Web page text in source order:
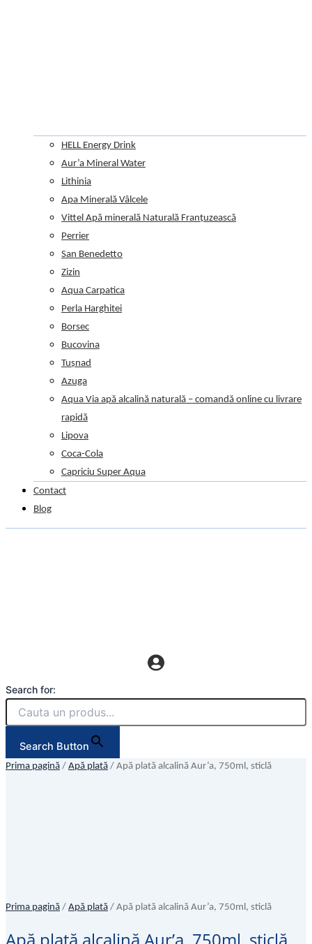
HELL Energy Drink
Aur’a Mineral Water
Lithinia
Apa Minerală Vâlcele
Vittel Apă minerală Naturală Franțuzească
Perrier
San Benedetto
Zizin
Aqua Carpatica
Perla Harghitei
Borsec
Bucovina
Tușnad
Azuga
Aqua Via apă alcalină naturală – comandă online cu livrare
rapidă
Lipova
Coca-Cola
Capriciu Super Aqua
Contact
Blog
Search for:
Search Button
Prima pagină / Apă plată / Apă plată alcalină Aur’a, 750ml, sticlă
Prima pagină / Apă plată / Apă plată alcalină Aur’a, 750ml, sticlă